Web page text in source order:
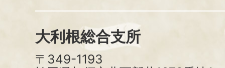
大利根総合支所
〒349-1193